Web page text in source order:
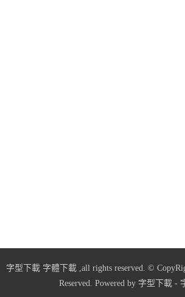
字型下載 字體下載,all rights reserved. ©
Reserved. Powered by 字型下載-